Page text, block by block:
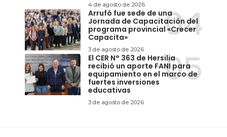
4 de agosto de 2026
Arrufó fue sede de una
Jornada de Capacitación del
programa provincial «Crecer
Capacita»
3 de agosto de 2026
El CER N° 363 de Hersilia
recibió un aporte FANI para
equipamiento en el marco de
fuertes inversiones
educativas
3 de agosto de 2026